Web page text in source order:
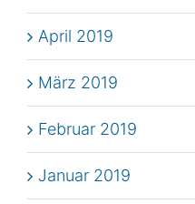
April 2019
März 2019
Februar 2019
Januar 2019